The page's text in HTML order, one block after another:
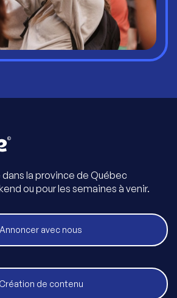
la province de Québec
ou pour les semaines à venir.
Annoncer avec nous
Création de contenu